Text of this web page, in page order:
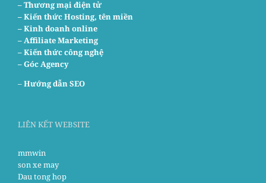
– Thương mại điện tử
– Kiến thức Hosting, tên miền
– Kinh doanh online
– Affiliate Marketing
– Kiến thức công nghệ
– Góc Agency
–Hướng dẫn SEO
LIÊN KẾT WEBSITE
mmwin
son xe may
Dau tong hop